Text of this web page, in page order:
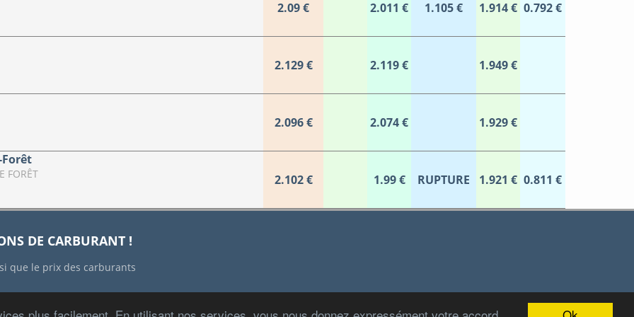
2.09 € 2.011 € 1.105 € 1.914 € 0.792 €
2.129 € 2.119 € 1.949 €
2.096 € 2.074 € 1.929 €
Forêt
FORÊT
2.102 € 1.99 € RUPTURE 1.921 € 0.811 €
DE CARBURANT !
que le prix des carburants